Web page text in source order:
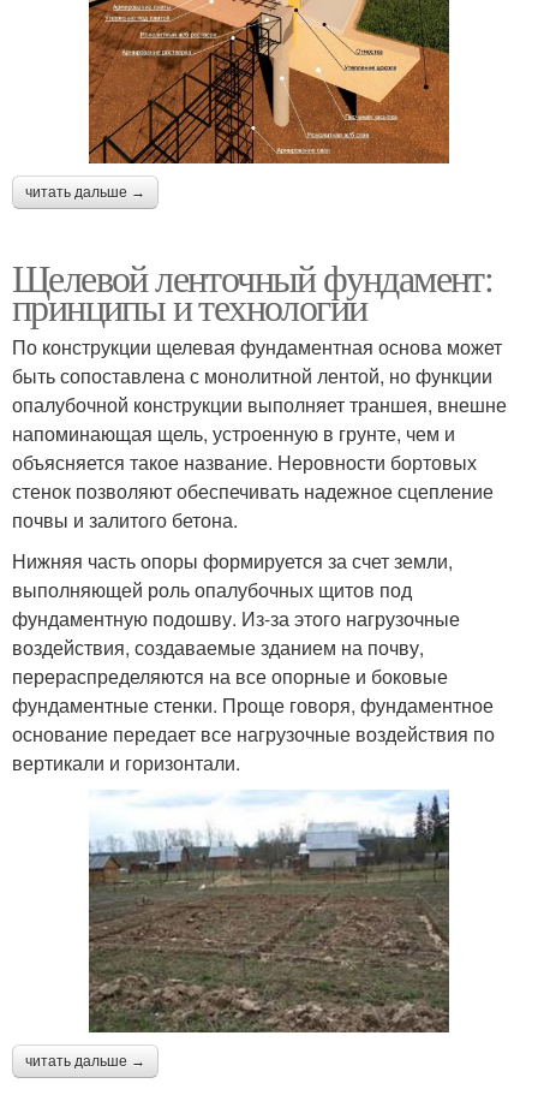
читать дальше →
Щелевой ленточный фундамент:
принципы и технологии
По конструкции щелевая фундаментная основа может
быть сопоставлена с монолитной лентой, но функции
опалубочной конструкции выполняет траншея, внешне
напоминающая щель, устроенную в грунте, чем и
объясняется такое название. Неровности бортовых
стенок позволяют обеспечивать надежное сцепление
почвы и залитого бетона.
Нижняя часть опоры формируется за счет земли,
выполняющей роль опалубочных щитов под
фундаментную подошву. Из-за этого нагрузочные
воздействия, создаваемые зданием на почву,
перераспределяются на все опорные и боковые
фундаментные стенки. Проще говоря, фундаментное
основание передает все нагрузочные воздействия по
вертикали и горизонтали.
читать дальше →